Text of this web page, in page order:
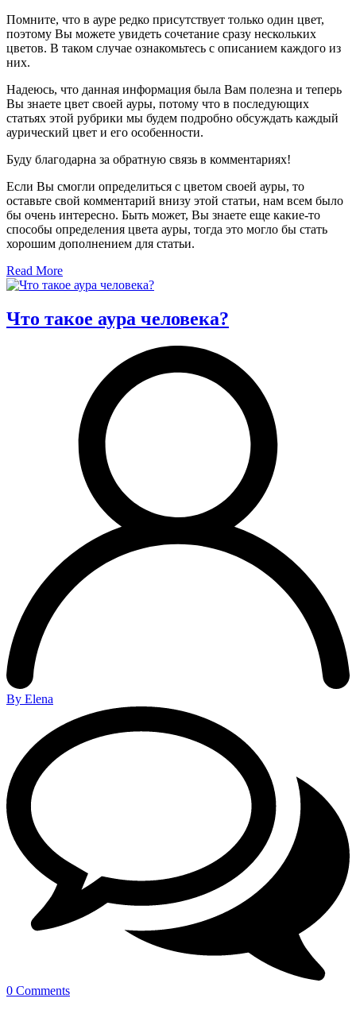
Помните, что в ауре редко присутствует только один цвет,
поэтому Вы можете увидеть сочетание сразу нескольких
цветов. В таком случае ознакомьтесь с описанием каждого из
них.
Надеюсь, что данная информация была Вам полезна и теперь
Вы знаете цвет своей ауры, потому что в последующих
статьях этой рубрики мы будем подробно обсуждать каждый
аурический цвет и его особенности.
Буду благодарна за обратную связь в комментариях!
Если Вы смогли определиться с цветом своей ауры, то
оставьте свой комментарий внизу этой статьи, нам всем было
бы очень интересно. Быть может, Вы знаете еще какие-то
способы определения цвета ауры, тогда это могло бы стать
хорошим дополнением для статьи.
Read More
Что такое аура человека?
By Elena
0 Comments